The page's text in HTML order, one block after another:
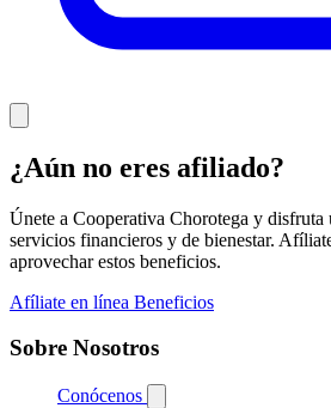
¿Aún no eres afiliado?
Únete a Cooperativa Chorotega y disfruta
servicios financieros y de bienestar.
aprovechar estos beneficios.
Afíliate en línea Beneficios
Sobre Nosotros
Conócenos